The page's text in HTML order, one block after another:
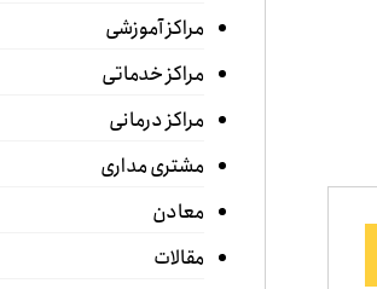
مراکز آموزشی
مراکز خدماتی
مراکز درمانی
مشتری مداری
معادن
مقالات